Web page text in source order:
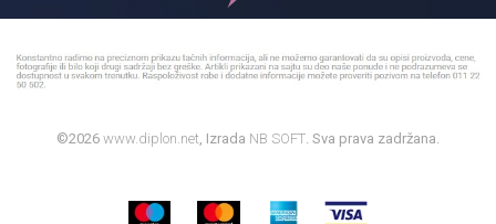
©2026 www.diplon.net , Izrada NB SOFT . Sva prava zadržana.